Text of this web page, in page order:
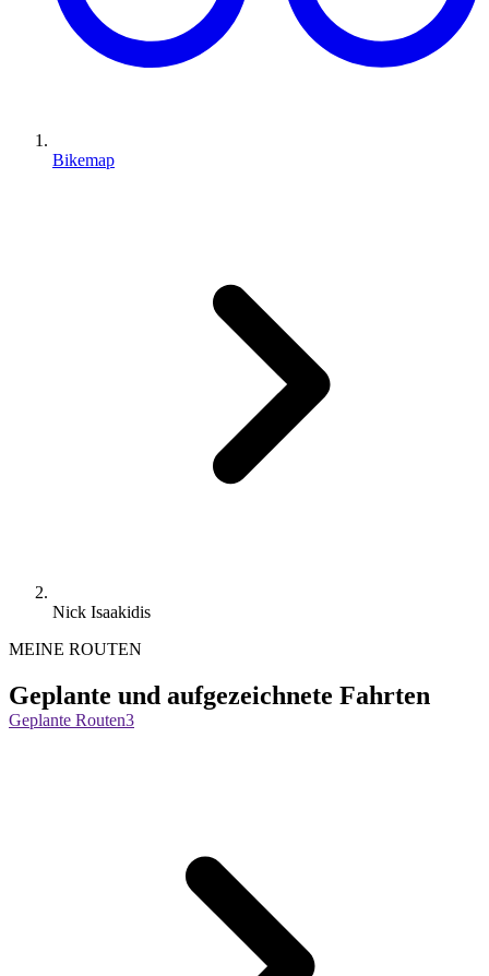
Bikemap
Nick Isaakidis
MEINE ROUTEN
Geplante und aufgezeichnete Fahrten
Geplante Routen3